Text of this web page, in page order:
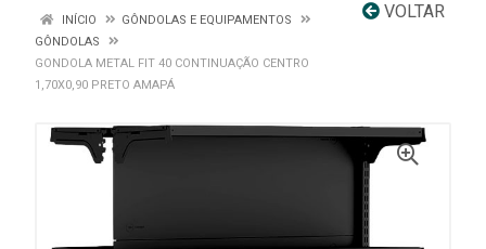
VOLTAR
INÍCIO
GÔNDOLAS E EQUIPAMENTOS
GÔNDOLAS
GONDOLA METAL FIT 40 CONTINUAÇÃO CENTRO
1,70X0,90 PRETO AMAPÁ